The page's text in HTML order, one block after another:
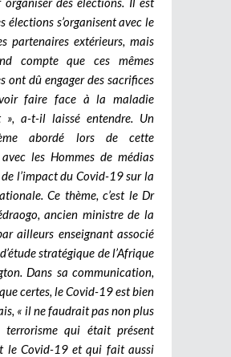
élections s’organisent avec le
partenaires extérieurs, mais
compte que ces mêmes
ont dû engager des sacrifices
faire face à la maladie
», a-t-il laissé entendre. Un
abordé lors de cette
les Hommes de médias
l’impact du Covid-19 sur la
Ce thème, c’est le Dr
ancien ministre de la
ailleurs enseignant associé
stratégique de l’Afrique
Dans sa communication,
certes, le Covid-19 est bien
« il ne faudrait pas non plus
terrorisme qui était présent
le Covid-19 et qui fait aussi